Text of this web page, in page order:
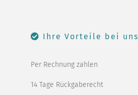
Ihre Vorteile bei uns
Per Rechnung zahlen
14 Tage Rückgaberecht